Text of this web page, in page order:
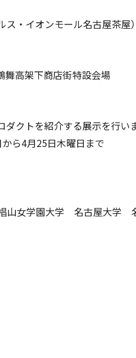
イオンモール名古屋茶屋）
高架下商店街特設会場
クトを紹介する展示を行い
4月25日木曜日まで
学園大学 名古屋大学 名